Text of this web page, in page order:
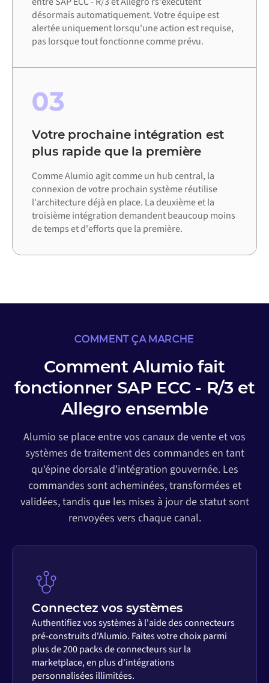
désormais automatiquement. Votre équipe est
alertée uniquement lorsqu'une action est requise,
pas lorsque tout fonctionne comme prévu.
03
Votre prochaine intégration est
plus rapide que la première
Comme Alumio agit comme un hub central, la
connexion de votre prochain système réutilise
l'architecture déjà en place. La deuxième et la
troisième intégration demandent beaucoup moins
de temps et d'efforts que la première.
COMMENT ÇA MARCHE
Comment Alumio fait
fonctionner SAP ECC - R/3 et
Allegro ensemble
Alumio se place entre vos canaux de vente et vos
systèmes de traitement des commandes en tant
qu'épine dorsale d'intégration gouvernée. Les
commandes sont acheminées, transformées et
validées, tandis que les mises à jour de statut sont
renvoyées vers chaque canal.
Connectez vos systèmes
Authentifiez vos systèmes à l'aide des connecteurs
pré-construits d'Alumio. Faites votre choix parmi
plus de 200 packs de connecteurs sur la
marketplace, en plus d'intégrations
personnalisées illimitées.